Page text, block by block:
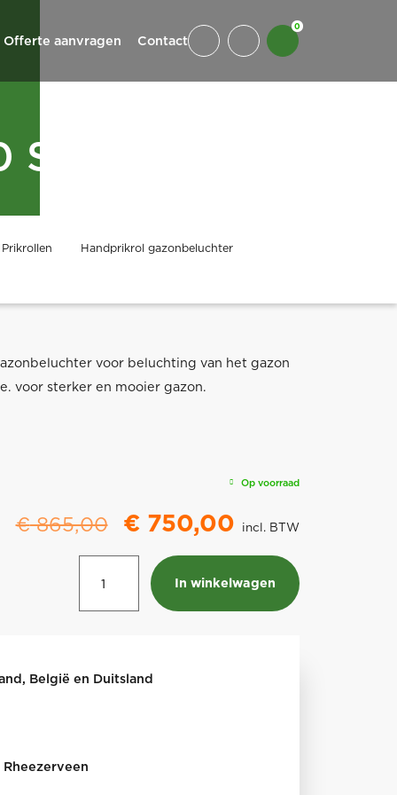
Offerte aanvragen Contact
0
Handprikrol gazonbeluchter
€865,00 Oorspronkelijke
was:
€ 865,00.
€750,00Huidige
€ 750,00.
incl. BTW
voor beluchting van het gazon
voor sterker en mooier gazon.
Op voorraad
Handprikrol
gazonbeluchter
SSR30
In winkelwagen
België en Duitsland